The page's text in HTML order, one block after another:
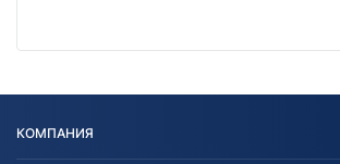
КОМПАНИЯ